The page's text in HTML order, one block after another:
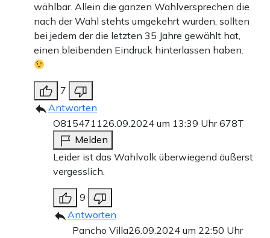
wählbar. Allein die ganzen Wahlversprechen die
nach der Wahl stehts umgekehrt wurden, sollten
bei jedem der die letzten 35 Jahre gewählt hat,
einen bleibenden Eindruck hinterlassen haben.
7
Antworten
O815471126.09.2024 um 13:39 Uhr678T
Melden
Leider ist das Wahlvolk überwiegend äußerst
vergesslich.
9
Antworten
Pancho Villa26.09.2024 um 22:50 Uhr